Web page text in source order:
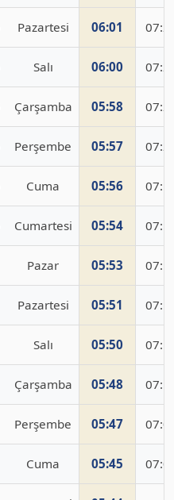
Pazartesi 06:01
Salı 06:00
Çarşamba 05:58
Perşembe 05:57
Cuma 05:56
Cumartesi 05:54
Pazar 05:53
Pazartesi 05:51
Salı 05:50
Çarşamba 05:48
Perşembe 05:47
Cuma 05:45